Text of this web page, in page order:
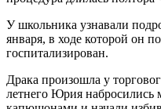
У школьника узнавали
января, в ходе которой он
госпитализирован.
Драка произошла у
летнего Юрия набросились